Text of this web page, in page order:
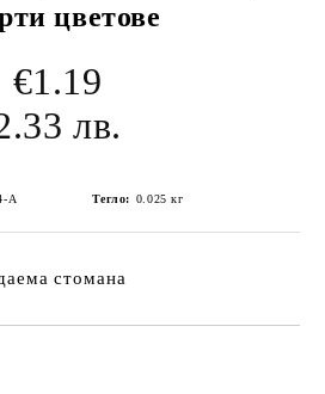
цветове
€1.19
лв.
А Тегло: 0.025 кг
стомана